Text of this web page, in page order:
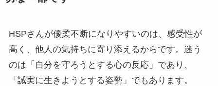
HSPさんが優柔不断になりやすいのは、感受性が
高く、他人の気持ちに寄り添えるからです。迷う
のは「自分を守ろうとする心の反応」であり、
「誠実に生きようとする姿勢」でもあります。